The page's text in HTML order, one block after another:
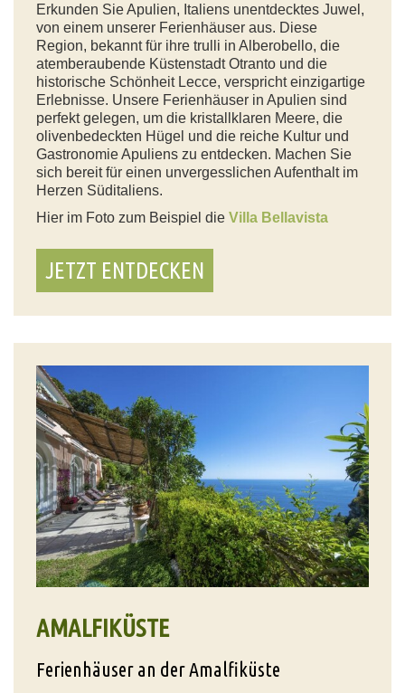
Erkunden Sie Apulien, Italiens unentdecktes Juwel,
von einem unserer Ferienhäuser aus. Diese
Region, bekannt für ihre trulli in Alberobello, die
atemberaubende Küstenstadt Otranto und die
historische Schönheit Lecce, verspricht einzigartige
Erlebnisse. Unsere Ferienhäuser in Apulien sind
perfekt gelegen, um die kristallklaren Meere, die
olivenbedeckten Hügel und die reiche Kultur und
Gastronomie Apuliens zu entdecken. Machen Sie
sich bereit für einen unvergesslichen Aufenthalt im
Herzen Süditaliens.
Hier im Foto zum Beispiel die Villa Bellavista
JETZT ENTDECKEN
AMALFIKÜSTE
Ferienhäuser an der Amalfiküste